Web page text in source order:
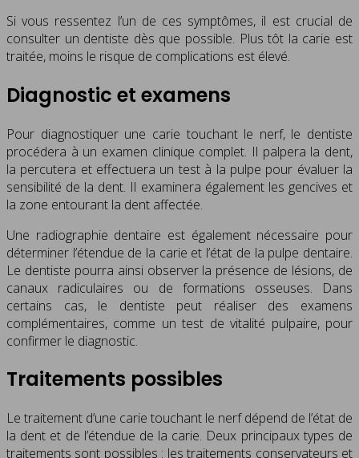
Si vous ressentez l’un de ces symptômes, il est crucial de
consulter un dentiste dès que possible. Plus tôt la carie est
traitée, moins le risque de complications est élevé.
Diagnostic et examens
Pour diagnostiquer une carie touchant le nerf, le dentiste
procédera à un examen clinique complet. Il palpera la dent,
la percutera et effectuera un test à la pulpe pour évaluer la
sensibilité de la dent. Il examinera également les gencives et
la zone entourant la dent affectée.
Une radiographie dentaire est également nécessaire pour
déterminer l’étendue de la carie et l’état de la pulpe dentaire.
Le dentiste pourra ainsi observer la présence de lésions, de
canaux radiculaires ou de formations osseuses. Dans
certains cas, le dentiste peut réaliser des examens
complémentaires, comme un test de vitalité pulpaire, pour
confirmer le diagnostic.
Traitements possibles
Le traitement d’une carie touchant le nerf dépend de l’état de
la dent et de l’étendue de la carie. Deux principaux types de
traitements sont possibles : les traitements conservateurs et